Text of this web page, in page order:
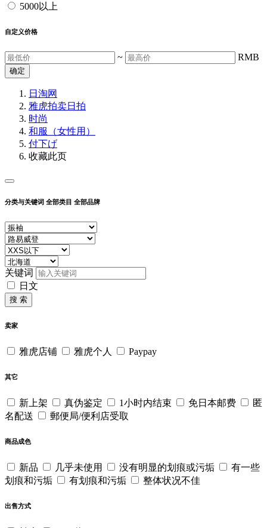
5000以上
自定义价格
~ RMB
确定
日淘网
雅虎拍卖日拍
时尚
和服（女性用）
付下げ
收藏此页
分类与关键词 全部类目 全部品牌
关键词
日文
搜 索
卖家
雅虎店铺 雅虎个人 Paypay
其它
新上架 真伪鉴定 1小时内结束 免日本邮费
匿
名配送
郵便局/便利店受取
商品成色
新品 几乎未使用 没有明显的划痕或污垢
有一些
划痕和污垢
有划痕和污垢 整体状况不佳
出售方式